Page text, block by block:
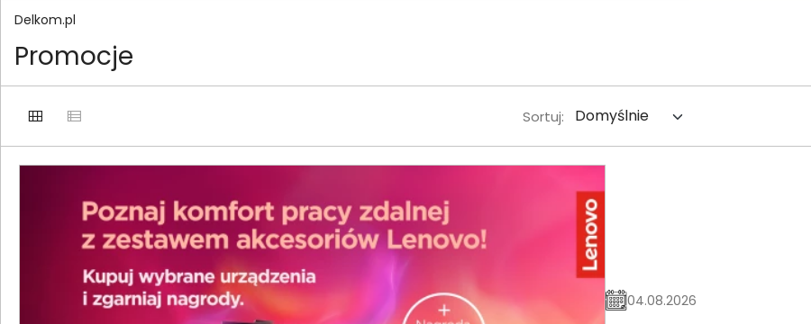
Delkom.pl
Promocje
Sortuj:
04.08.2026